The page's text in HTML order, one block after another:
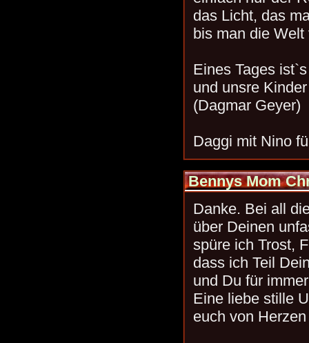
das Licht, das
bis man die Welt
Eines Tages
und unsre
(Dagmar Geyer)
Daggi mit Nino
Bennys Mom
Danke. Bei all
über Deinen
spüre ich Trost,
dass ich Teil
und Du für
Eine liebe stille
euch von